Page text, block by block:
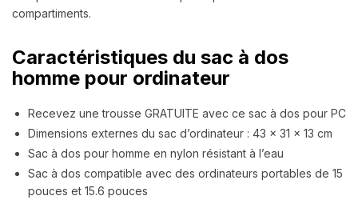
compartiments.
Caractéristiques du sac à dos
homme pour ordinateur
Recevez une trousse GRATUITE avec ce sac à dos pour PC
Dimensions externes du sac d’ordinateur : 43 x 31 x 13 cm
Sac à dos pour homme en nylon résistant à l’eau
Sac à dos compatible avec des ordinateurs portables de 15
pouces et 15.6 pouces